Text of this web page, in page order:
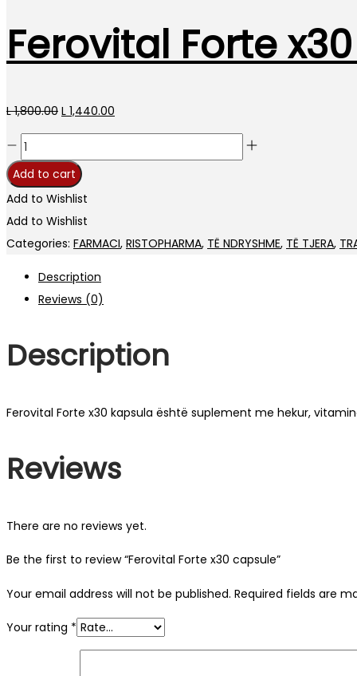
Ferovital Forte
L1,800.00 Original
price
L 1,800.00.
L 1,440.00
price
Ferovital
Forte
x30
Add to cart
Add to Wishlist
Add to Wishlist
Categories: FARMACI, RISTOPHARMA, TË NDRYSHME, TË TJERA,
Description
Reviews (0)
Description
Ferovital Forte x30 kapsula është suplement me hekur,
Reviews
There are no reviews yet.
Be the first to review “Ferovital Forte x30 capsule”
Your email address will not be published. Required fields are
Your rating *